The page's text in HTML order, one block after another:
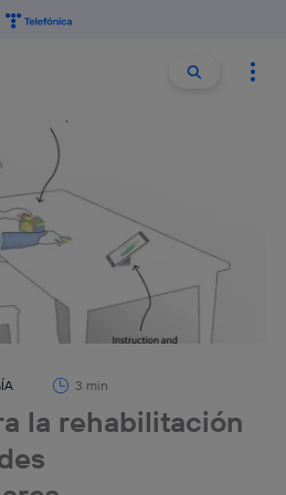
Buscar
3 min
la rehabilitación